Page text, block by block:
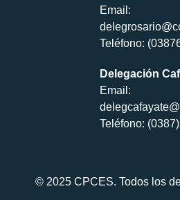
Email:
Teléfono:
Delegación
Email:
Teléfono:
© 2025 CPCES. Todos los